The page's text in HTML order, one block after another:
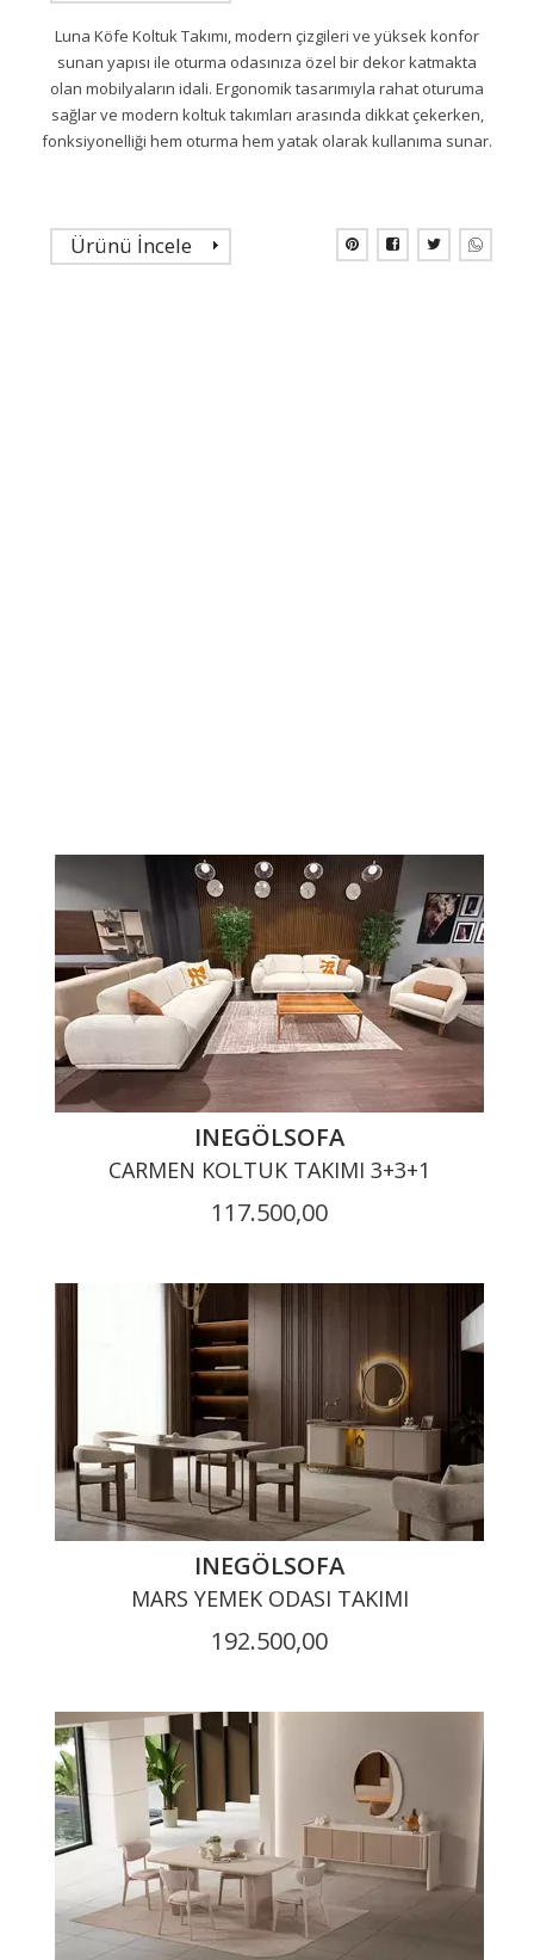
Luna Köfe Koltuk Takımı, modern çizgileri ve yüksek konfor
sunan yapısı ile oturma odasınıza özel bir dekor katmakta
olan mobilyaların idali. Ergonomik tasarımıyla rahat oturuma
sağlar ve modern koltuk takımları arasında dikkat çekerken,
fonksiyonelliği hem oturma hem yatak olarak kullanıma sunar.
Ürünü İncele
INEGÖLSOFA
CARMEN KOLTUK TAKIMI 3+3+1
117.500,00
INEGÖLSOFA
MARS YEMEK ODASI TAKIMI
192.500,00